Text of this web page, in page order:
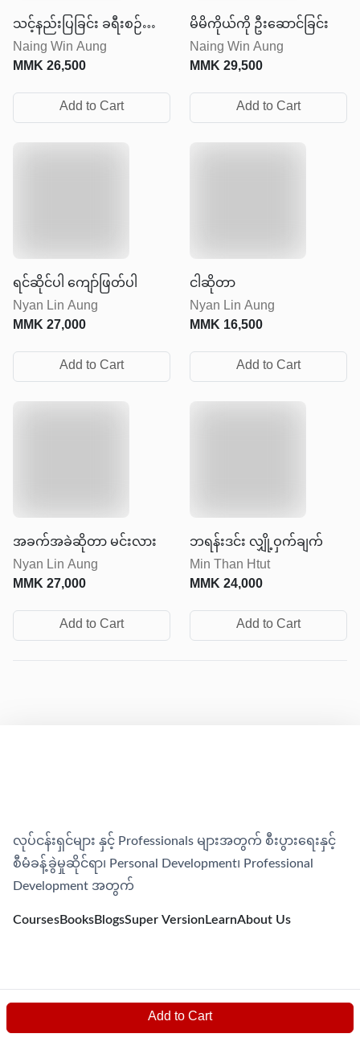
Add to Cart
သင့်နည်းပြခြင်း ခရီးစဉ်
အတွက် လမ်းပြမြေပုံ
Naing Win Aung
MMK26,500
Add to Cart
မိမိကိုယ်ကို ဦးဆောင်ခြင်း
Naing Win Aung
MMK29,500
Add to Cart
ရင်ဆိုင်ပါ ကျော်ဖြတ်ပါ
Nyan Lin Aung
MMK27,000
Add to Cart
ငါဆိုတာ
Nyan Lin Aung
MMK16,500
Add to Cart
အခက်အခဲဆိုတာ မင်းလား
Nyan Lin Aung
MMK27,000
Add to Cart
ဘရန်းဒင်း လျှို့ဝှက်ချက်
Min Than Htut
MMK24,000
Add to Cart
လုပ်ငန်းရှင်များ နှင့် Professionals များအတွက် စီးပွားရေးနှင့်
စီမံခန့်ခွဲမှုဆိုင်ရာ၊​ Personal Development၊​ Professional
Development အတွက်
CoursesBooksBlogsSuper VersionLearnAbout Us